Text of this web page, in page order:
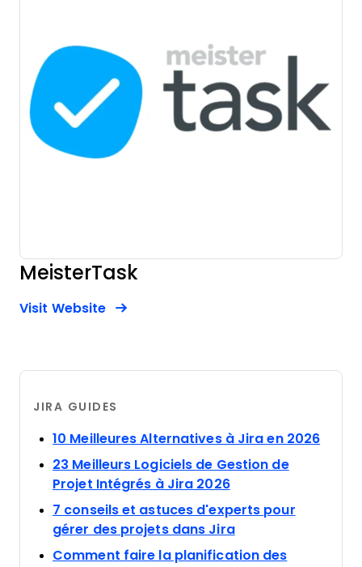
MeisterTask
Visit WebsiteOpens New Window
JIRA GUIDES
10 Meilleures Alternatives à Jira en 2026
23 Meilleurs Logiciels de Gestion de
Projet Intégrés à Jira 2026Opens new window
7 conseils et astuces d'experts pour
gérer des projets dans JiraOpens new
Comment faire la planification des